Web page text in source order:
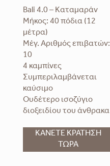
Bali 4.0 – Καταμαράν
Μήκος: 40 πόδια (12
μέτρα)
Μέγ. Αριθμός επιβατών:
10
4 καμπίνες
Συμπεριλαμβάνεται
καύσιμο
Ουδέτερο ισοζύγιο
διοξειδίου του άνθρακα
ΚΑΝΕΤΕ ΚΡΑΤΗΣΗ
ΤΩΡΑ